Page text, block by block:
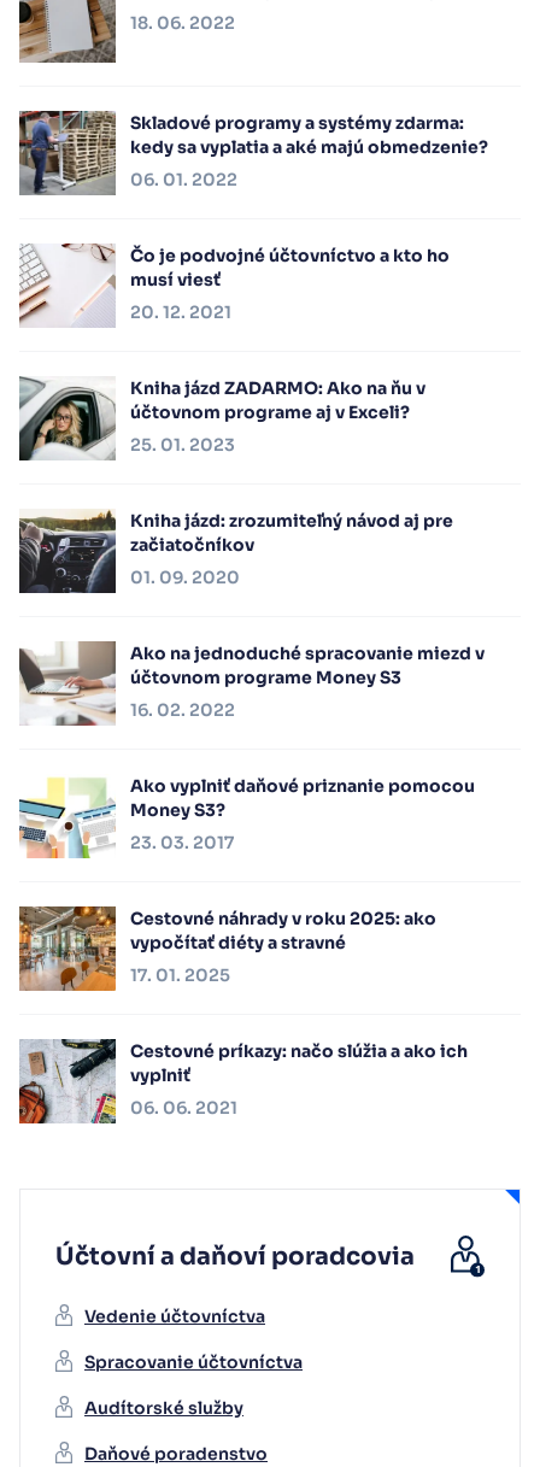
18. 06. 2022
Skladové programy a systémy zdarma:
kedy sa vyplatia a aké majú obmedzenie?
06. 01. 2022
Čo je podvojné účtovníctvo a kto ho
musí viesť
20. 12. 2021
Kniha jázd ZADARMO: Ako na ňu v
účtovnom programe aj v Exceli?
25. 01. 2023
Kniha jázd: zrozumiteľný návod aj pre
začiatočníkov
01. 09. 2020
Ako na jednoduché spracovanie miezd v
účtovnom programe Money S3
16. 02. 2022
Ako vyplniť daňové priznanie pomocou
Money S3?
23. 03. 2017
Cestovné náhrady v roku 2025: ako
vypočítať diéty a stravné
17. 01. 2025
Cestovné príkazy: načo slúžia a ako ich
vyplniť
06. 06. 2021
Účtovní a daňoví poradcovia
Vedenie účtovníctva
Spracovanie účtovníctva
Audítorské služby
Daňové poradenstvo